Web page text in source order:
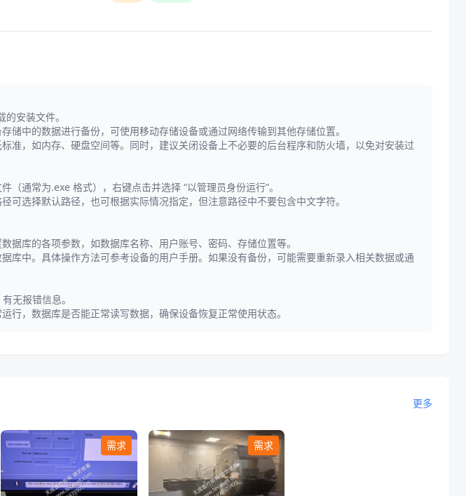
安装文件。
中的数据进行备份，可使用移动存储设备或通过网络传输到其他存储位置。
准，如内存、硬盘空间等。同时，建议关闭设备上不必要的后台程序和防火墙，以免对安装过
通常为.exe 格式），右键点击并选择 “以管理员身份运行”。
选择默认路径，也可根据实际情况指定，但注意路径中不要包含中文字符。
库的各项参数，如数据库名称、用户账号、密码、存储位置等。
库中。具体操作方法可参考设备的用户手册。如果没有备份，可能需要重新录入相关数据或通
无报错信息。
行，数据库是否能正常读写数据，确保设备恢复正常使用状态。
更多
需求 需求